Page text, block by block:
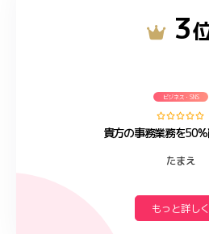
3
ビジネス・SNS
貴方の事務業務を
たまえ
もっと詳しく